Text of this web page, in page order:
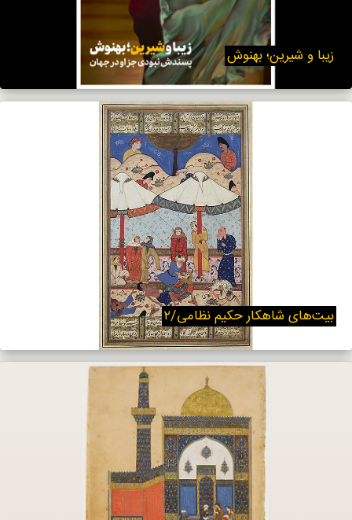
زیبا و شیرین؛ بهنوش
بیت‌های شاهکار حکیم نظامی/۲